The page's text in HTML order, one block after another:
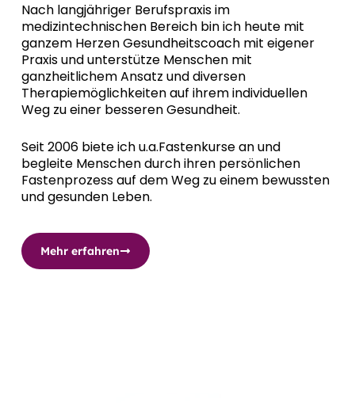
Nach langjähriger Berufspraxis im
medizintechnischen Bereich bin ich heute mit
ganzem Herzen Gesundheitscoach mit eigener
Praxis und unterstütze Menschen mit
ganzheitlichem Ansatz und diversen
Therapiemöglichkeiten auf ihrem individuellen
Weg zu einer besseren Gesundheit.
Seit 2006 biete ich u.a.Fastenkurse an und
begleite Menschen durch ihren persönlichen
Fastenprozess auf dem Weg zu einem bewussten
und gesunden Leben.
Mehr erfahren